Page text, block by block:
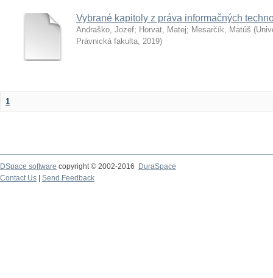
Vybrané kapitoly z práva informačných
Andraško, Jozef; Horvat, Matej; Mesarčík, Matúš (
Právnická fakulta, 2019)
1
DSpace software copyright © 2002-2016
DuraSpace
Contact Us
Send Feedback